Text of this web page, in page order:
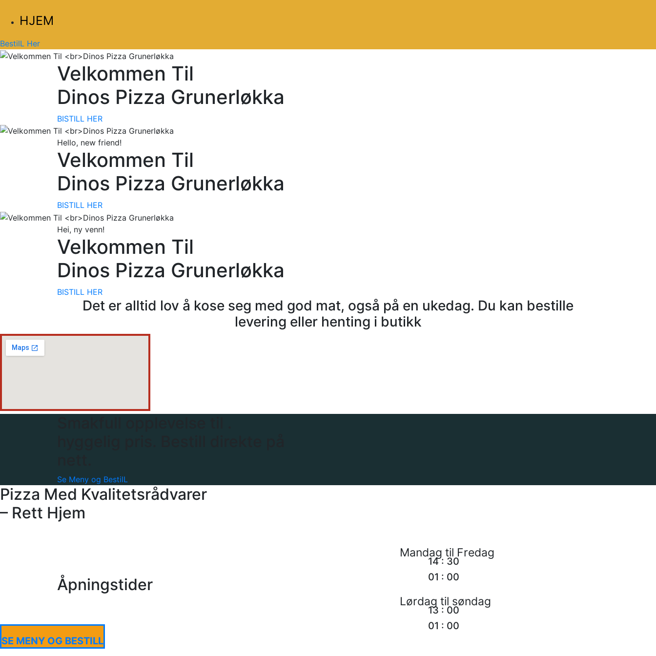
HJEM
BestilL Her
Velkommen Til
Dinos Pizza Grunerløkka
BISTILL HER
Hello, new friend!
Velkommen Til
Dinos Pizza Grunerløkka
BISTILL HER
Hei, ny venn!
Velkommen Til
Dinos Pizza Grunerløkka
BISTILL HER
Det er alltid lov å kose seg med god mat, også på en ukedag. Du kan bestille
levering eller henting i butikk
Se Meny og BestilL
Pizza Med Kvalitetsrådvarer
– Rett Hjem
Åpningstider
Mandag til Fredag
14: 30
01 : 00
Lørdag til søndag
13 : 00
01 : 00
SE MENY OG BESTILL